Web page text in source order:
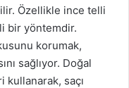
Özellikle ince telli
bir yöntemdir.
korumak,
sağlıyor. Doğal
kullanarak, saçı